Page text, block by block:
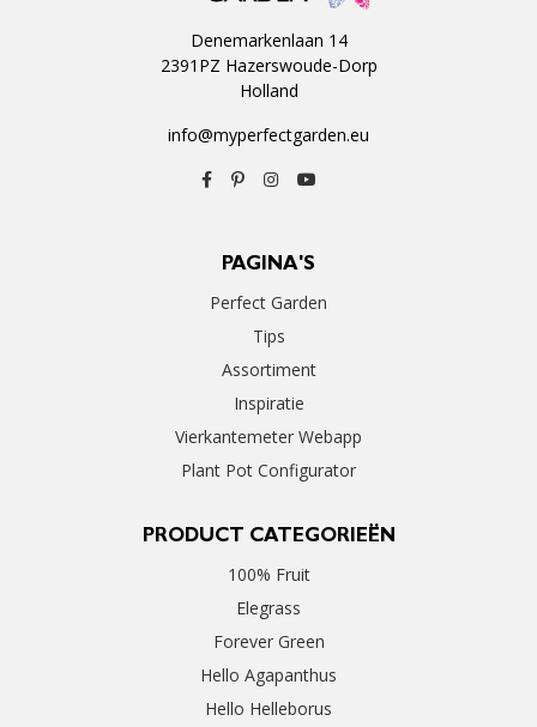
Denemarkenlaan 14
2391PZ Hazerswoude-Dorp
Holland
info@myperfectgarden.eu
PAGINA'S
Perfect Garden
Tips
Assortiment
Inspiratie
Vierkantemeter Webapp
Plant Pot Configurator
PRODUCT CATEGORIEËN
100% Fruit
Elegrass
Forever Green
Hello Agapanthus
Hello Helleborus